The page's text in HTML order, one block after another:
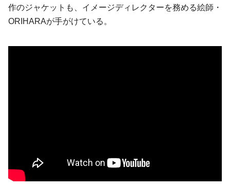
作のジャケットも、イメージディレクターを務める絵師・
ORIHARAが手がけている。